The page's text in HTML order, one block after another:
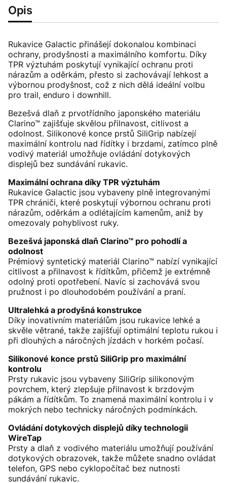
Opis
Rukavice Galactic přinášejí dokonalou kombinaci
ochrany, prodyšnosti a maximálního komfortu. Díky
TPR výztuhám poskytují vynikající ochranu proti
nárazům a oděrkám, přesto si zachovávají lehkost a
výbornou prodyšnost, což z nich dělá ideální volbu
pro trail, enduro i downhill.
Bezešvá dlaň z prvotřídního japonského materiálu
Clarino™ zajišťuje skvělou přilnavost, citlivost a
odolnost. Silikonové konce prstů SiliGrip nabízejí
maximální kontrolu nad řídítky i brzdami, zatímco plně
vodivý materiál umožňuje ovládání dotykových
displejů bez sundávání rukavic.
Maximální ochrana díky TPR výztuhám
Rukavice Galactic jsou vybaveny plně integrovanými
TPR chrániči, které poskytují výbornou ochranu proti
nárazům, oděrkám a odlétajícím kamenům, aniž by
omezovaly pohyblivost ruky.
Bezešvá japonská dlaň Clarino™ pro pohodlí a
odolnost
Prémiový syntetický materiál Clarino™ nabízí vynikající
citlivost a přilnavost k řídítkům, přičemž je extrémně
odolný proti opotřebení. Navíc si zachovává svou
pružnost i po dlouhodobém používání a praní.
Ultralehká a prodyšná konstrukce
Díky inovativním materiálům jsou rukavice lehké a
skvěle větrané, takže zajišťují optimální teplotu rukou i
při dlouhých a náročných jízdách v horkém počasí.
Silikonové konce prstů SiliGrip pro maximální
kontrolu
Prsty rukavic jsou vybaveny SiliGrip silikonovým
povrchem, který zlepšuje přilnavost k brzdovým
pákám a řídítkům. To znamená maximální kontrolu i v
mokrých nebo technicky náročných podmínkách.
Ovládání dotykových displejů díky technologii
WireTap
Prsty a dlaň z vodivého materiálu umožňují používání
dotykových obrazovek, takže můžete snadno ovládat
telefon, GPS nebo cyklopočítač bez nutnosti
sundávání rukavic.